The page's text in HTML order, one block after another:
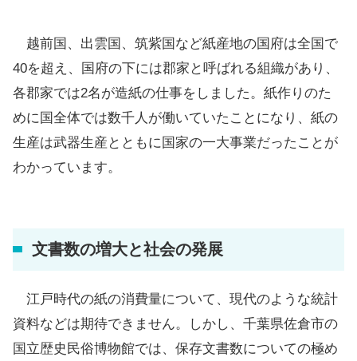
越前国、出雲国、筑紫国など紙産地の国府は全国で
40を超え、国府の下には郡家と呼ばれる組織があり、
各郡家では2名が造紙の仕事をしました。紙作りのた
めに国全体では数千人が働いていたことになり、紙の
生産は武器生産とともに国家の一大事業だったことが
わかっています。
文書数の増大と社会の発展
江戸時代の紙の消費量について、現代のような統計
資料などは期待できません。しかし、千葉県佐倉市の
国立歴史民俗博物館では、保存文書数についての極め